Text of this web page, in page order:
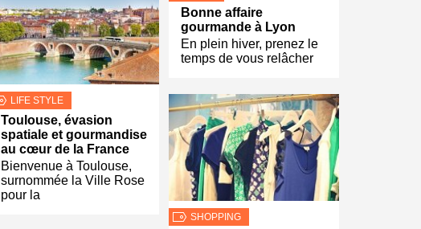
LIFE STYLE
Toulouse, évasion
spatiale et gourmandise
au cœur de la France
Bienvenue à Toulouse,
surnommée la Ville Rose
pour la
Bonne affaire
gourmande à Lyon
En plein hiver, prenez le
temps de vous relâcher
SHOPPING